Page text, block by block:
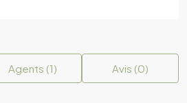
Agents (1) Avis (0)